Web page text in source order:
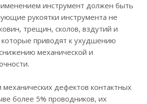
инструмент должен быть
рукоятки инструмента не
трещин, сколов, вздутий и
приводят к ухудшению
механической и
дефектов контактных
более 5% проводников, их